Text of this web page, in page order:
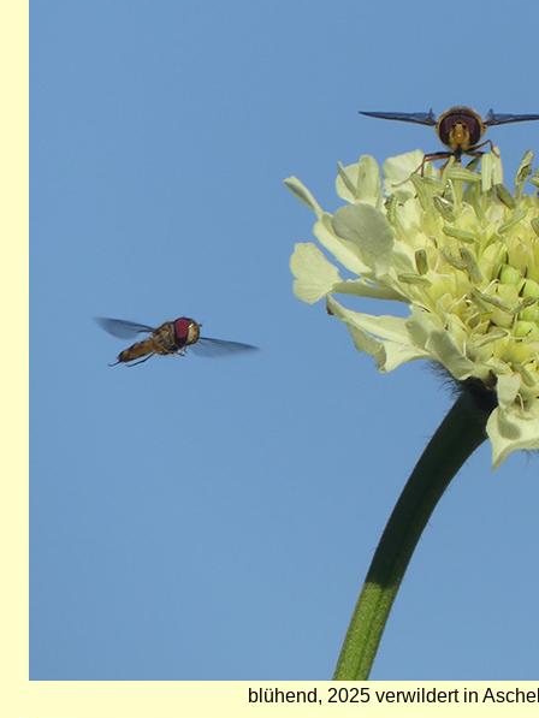
blühend, 2025 verwildert in